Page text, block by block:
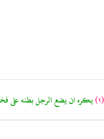
(١) يكره ان يضع الرجل بطنه على